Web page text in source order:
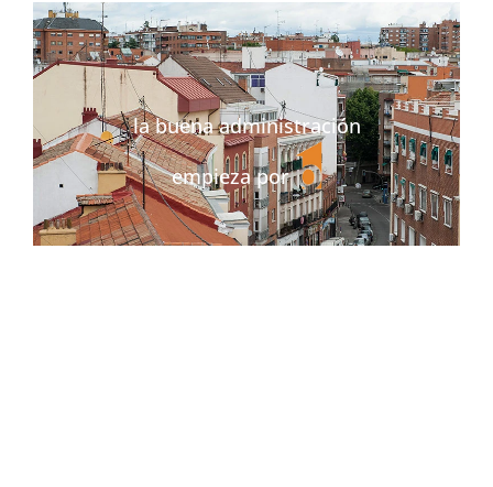
la buena administración
empieza por